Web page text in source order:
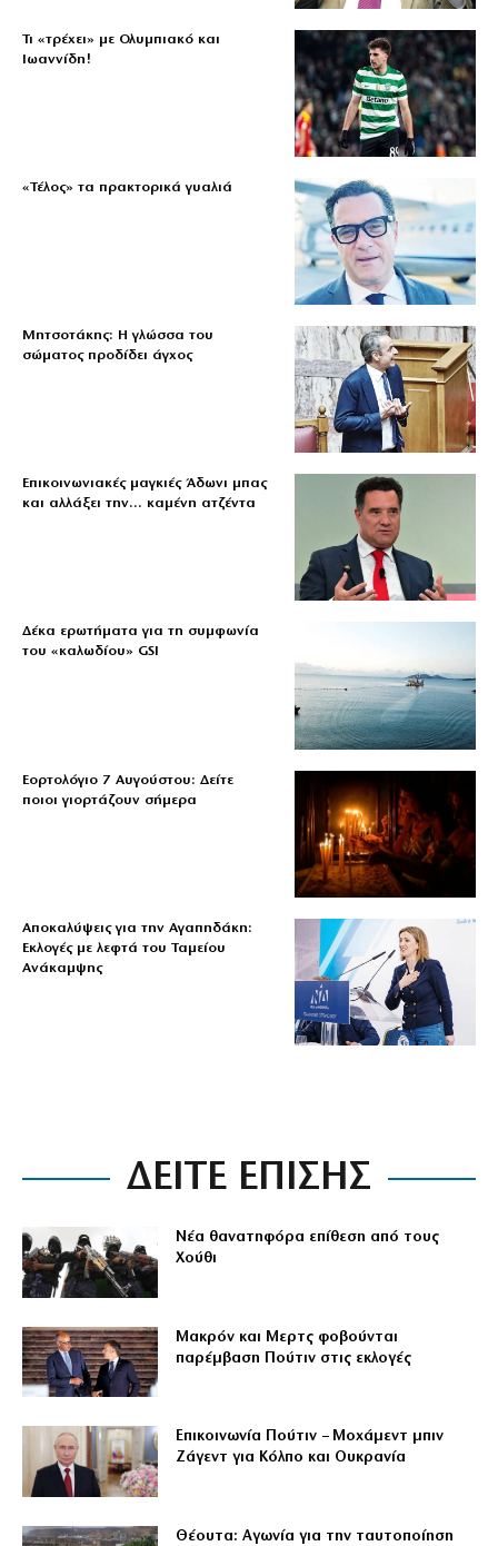
Τι «τρέχει» με Ολυμπιακό και
Ιωαννίδη!
«Τέλος» τα πρακτορικά γυαλιά
Μητσοτάκης: Η γλώσσα του
σώματος προδίδει άγχος
Επικοινωνιακές μαγκιές Άδωνι μπας
και αλλάξει την… καμένη ατζέντα
Δέκα ερωτήματα για τη συμφωνία
του «καλωδίου» GSI
Εορτολόγιο 7 Αυγούστου: Δείτε
ποιοι γιορτάζουν σήμερα
Αποκαλύψεις για την Αγαπηδάκη:
Εκλογές με λεφτά του Ταμείου
Ανάκαμψης
ΔΕΙΤΕ ΕΠΙΣΗΣ
Νέα θανατηφόρα επίθεση από τους
Χούθι
Μακρόν και Μερτς φοβούνται
παρέμβαση Πούτιν στις εκλογές
Επικοινωνία Πούτιν – Μοχάμεντ μπιν
Ζάγεντ για Κόλπο και Ουκρανία
Θέουτα: Αγωνία για την ταυτοποίηση